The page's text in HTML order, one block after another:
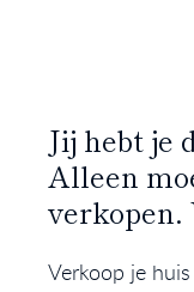
Jij hebt je
Alleen
verkopen.
Verkoop je